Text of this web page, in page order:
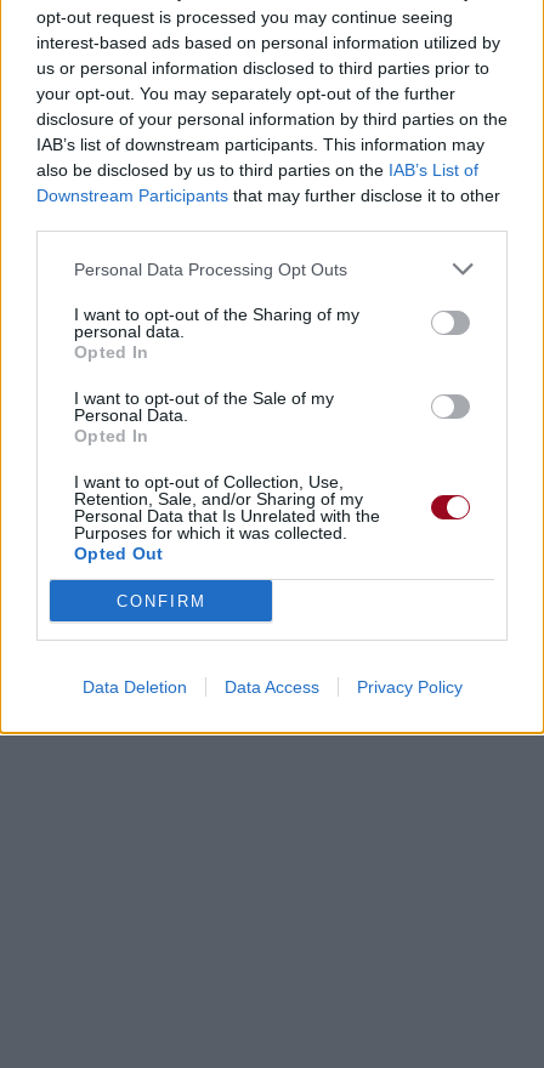
opt-out request is processed you may continue seeing
interest-based ads based on personal information utilized by
us or personal information disclosed to third parties prior to
your opt-out. You may separately opt-out of the further
disclosure of your personal information by third parties on the
IAB’s list of downstream participants. This information may
also be disclosed by us to third parties on the IAB’s List of
Downstream Participants that may further disclose it to other
Personal Data Processing Opt Outs
I want to opt-out of the Sharing of my
personal data.
Opted In
I want to opt-out of the Sale of my
Personal Data.
Opted In
I want to opt-out of Collection, Use,
Retention, Sale, and/or Sharing of my
Personal Data that Is Unrelated with the
Purposes for which it was collected.
Opted Out
CONFIRM
Data Deletion Data Access Privacy Policy
Commentaires
Dire «merci» pour cette traduction Corriger une erreur